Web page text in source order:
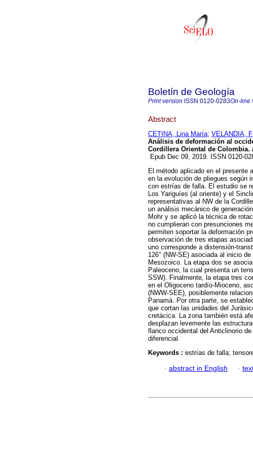
Boletín de Geología
Print version ISSN 0120-0283On-line
Abstract
CETINA, Lina María; VELANDIA,
Análisis de deformación al
Cordillera Oriental de Colombia.
Epub Dec 09, 2019. ISSN 0120-
El método aplicado en el presente
en la evolución de pliegues según
con estrías de falla. El estudio se
Los Yariguíes (al oriente) y el
representativas al NW de la
un análisis mecánico de
Mohr y se aplicó la técnica de
no cumplieran con presunciones
permiten soportar la deformación
observación de tres etapas
uno corresponde a distensión-
126° (NW-SE) asociada al inicio
Mesozoico. La etapa dos se
Paleoceno, la cual presenta un
SSW). Finalmente, la etapa tres
en el Oligoceno tardío-Mioceno,
(NWW-SEE), posiblemente
Panamá. Por otra parte, se
que cortan las unidades del
cretácica. La zona también está
desplazan levemente las
flanco occidental del Anticlinorio
diferencial.
Keywords : estrías de falla;
· abstract in English ·